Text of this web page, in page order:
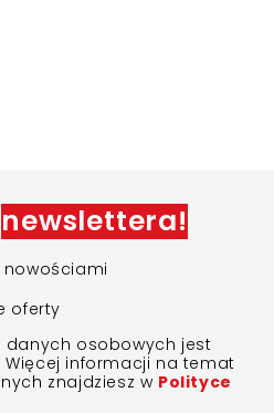
newslettera!
oferty
danych osobowych jest
Więcej informacji na temat
znajdziesz w Polityce